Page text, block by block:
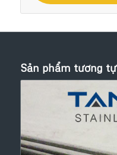
Sản phẩm tương tự